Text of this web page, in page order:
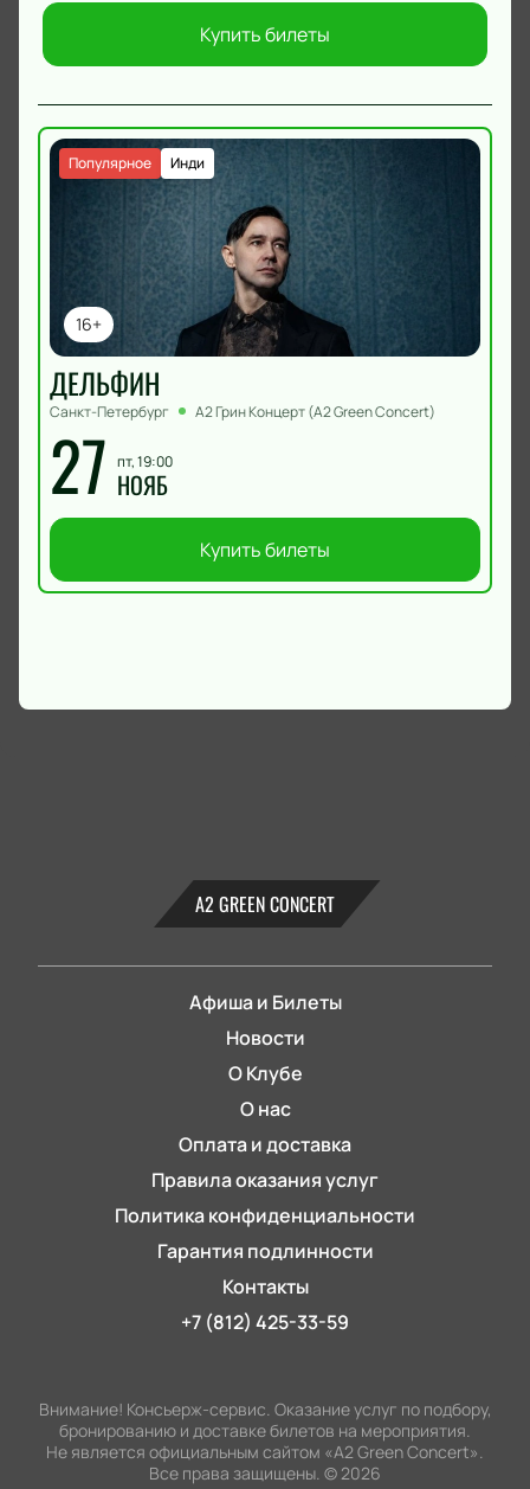
Купить билеты
16+
Инди
Популярное
ДЕЛЬФИН
Санкт-Петербург А2 Грин Концерт (A2 Green Concert)
27 пт, 19:00
НОЯБ
Купить билеты
А2 GREEN CONCERT
Афиша и Билеты
Новости
О Клубе
О нас
Оплата и доставка
Правила оказания услуг
Политика конфиденциальности
Гарантия подлинности
Контакты
+7 (812) 425-33-59
Внимание! Консьерж-сервис. Оказание услуг по подбору,
бронированию и доставке билетов на мероприятия.
Не является официальным сайтом «А2 Green Concert».
Все права защищены. ©2026